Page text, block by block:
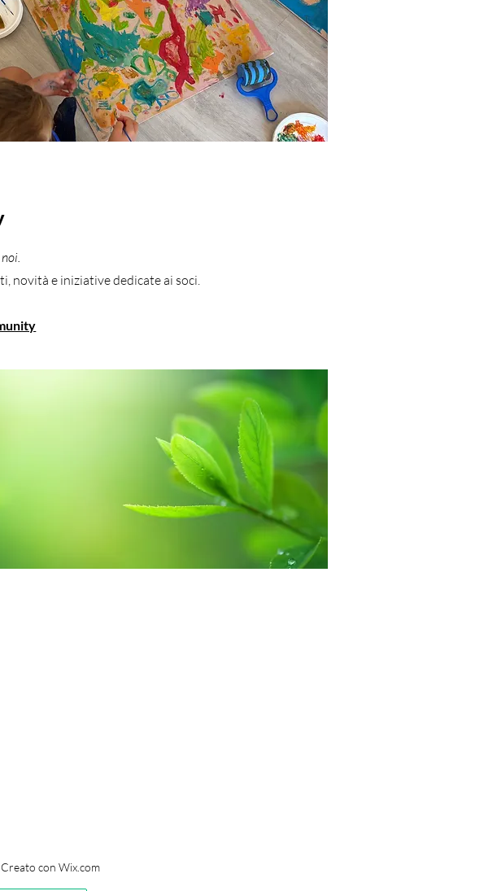
novità e iniziative dedicate ai soci.
con Wix.com